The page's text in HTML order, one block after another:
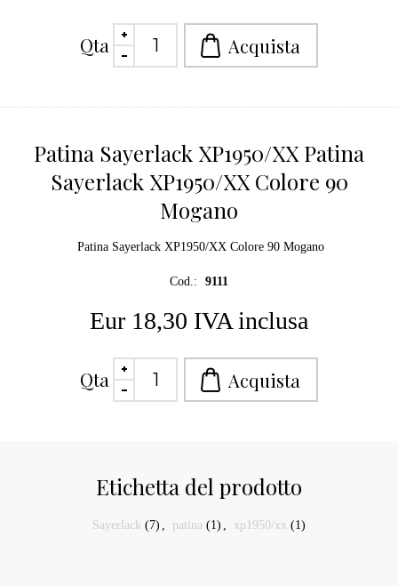
Qta
Patina Sayerlack XP1950/XX Patina
Sayerlack XP1950/XX Colore 90
Mogano
Patina Sayerlack XP1950/XX Colore 90 Mogano
Cod.: 9111
Eur 18,30 IVA inclusa
Qta
Etichetta del prodotto
Sayerlack (7) , patina (1) , xp1950/xx (1)